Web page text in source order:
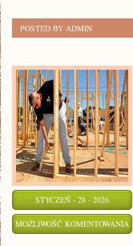
POSTED BY ADMIN
STYCZEŃ - 28 - 2026
MOŻLIWOŚĆ KOMENTOWANIA